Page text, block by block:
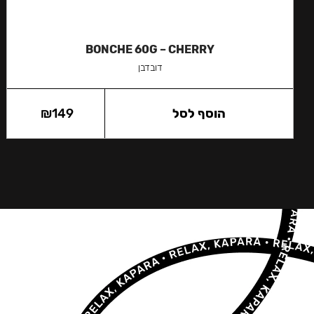
BONCHE 60G – CHERRY
דובדבן
₪149 הוסף לסל